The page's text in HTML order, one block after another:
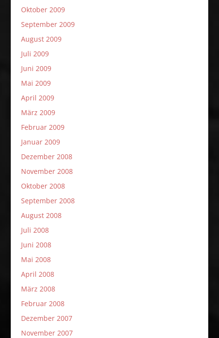
Oktober 2009
September 2009
August 2009
Juli 2009
Juni 2009
Mai 2009
April 2009
März 2009
Februar 2009
Januar 2009
Dezember 2008
November 2008
Oktober 2008
September 2008
August 2008
Juli 2008
Juni 2008
Mai 2008
April 2008
März 2008
Februar 2008
Dezember 2007
November 2007